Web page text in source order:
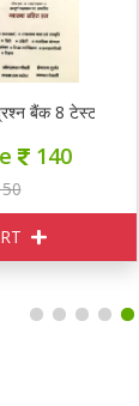
8 टेस्ट पेपर्स भाग 2